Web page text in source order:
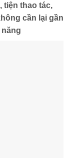
tiện thao tác,
cần lại gần